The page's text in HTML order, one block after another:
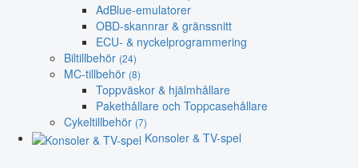
AdBlue-emulatorer
OBD-skannrar & gränssnitt
ECU- & nyckelprogrammering
Biltillbehör (24)
MC-tillbehör (8)
Toppväskor & hjälmhållare
Pakethållare och Toppcasehållare
Cykeltillbehör (7)
Konsoler & TV-spel